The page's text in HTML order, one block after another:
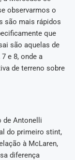
observarmos o
são mais rápidos
que
são aquelas de
e 8, onde a
de terreno sobre
de Antonelli
do primeiro stint,
à McLaren,
diferença